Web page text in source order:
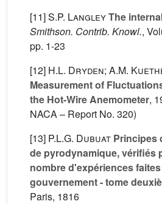
[11]S.P. LangleyThe
Smithson. Contrib. Knowl.,
pp. 1-23
[12] H.L. Dryden; A.M.
Measurement of
the Hot-Wire Anemometer,
NACA – Report No. 320)
[13] P.L.G. Dubuat Principes
de pyrodynamique, vérifiés
nombre d'expériences
gouvernement - tome
Paris, 1816